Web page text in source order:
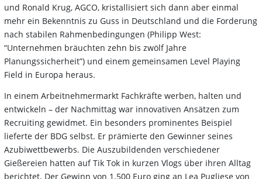
und Ronald Krug, AGCO, kristallisiert sich dann aber einmal
mehr ein Bekenntnis zu Guss in Deutschland und die Forderung
nach stabilen Rahmenbedingungen (Philipp West:
“Unternehmen bräuchten zehn bis zwölf Jahre
Planungssicherheit”) und einem gemeinsamen Level Playing
Field in Europa heraus.
In einem Arbeitnehmermarkt Fachkräfte werben, halten und
entwickeln – der Nachmittag war innovativen Ansätzen zum
Recruiting gewidmet. Ein besonders prominentes Beispiel
lieferte der BDG selbst. Er prämierte den Gewinner seines
Azubiwettbewerbs. Die Auszubildenden verschiedener
Gießereien hatten auf Tik Tok in kurzen Vlogs über ihren Alltag
berichtet. Der Gewinn von 1.500 Euro ging an Lea Pugliese von